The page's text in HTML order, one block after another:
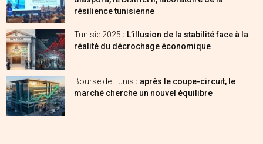
résilience tunisienne
Tunisie 2025 : L’illusion de la stabilité face à la
réalité du décrochage économique
Bourse de Tunis : après le coupe-circuit, le
marché cherche un nouvel équilibre